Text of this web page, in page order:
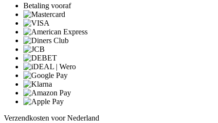
Betaling vooraf
Verzendkosten voor Nederland